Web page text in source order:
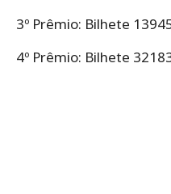
3º Prêmio: Bilhete
4º Prêmio: Bilhete